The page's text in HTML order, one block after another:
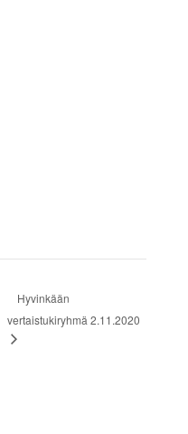
Hyvinkään
vertaistukiryhmä 2.11.2020